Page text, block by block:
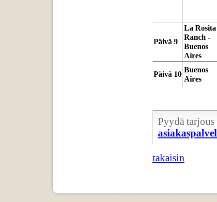
Päivä 9
La Rosita
Ranch -
Buenos
Aires
Päivä 10
Buenos
Aires
Pyydä
takaisin